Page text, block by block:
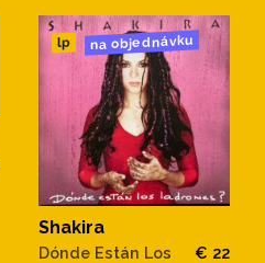
lp na objednávku
Shakira
Dónde Están Los
€ 22